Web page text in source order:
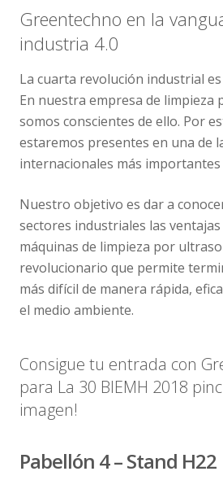
Greentechno en la
industria 4.0
La cuarta revolución industrial
En nuestra empresa de limpieza
somos conscientes de ello. Por
estaremos presentes en una de
internacionales más importantes
Nuestro objetivo es dar a
sectores industriales las
máquinas de limpieza por
revolucionario que permite
más difícil de manera rápida,
el medio ambiente.
Consigue tu entrada con
para La 30 BIEMH 2018
imagen!
Pabellón 4 – Stand H22